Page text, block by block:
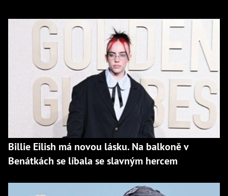
Billie Eilish má novou lásku. Na balkoně v
Benátkách se líbala se slavným hercem